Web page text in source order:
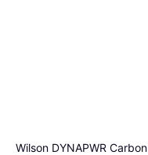
Wilson DYNAPWR Carbon